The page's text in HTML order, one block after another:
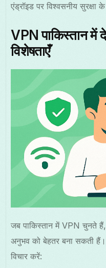
एंड्रॉइड पर विश्वसनीय सुरक्षा
VPN पाकिस्तान में
विशेषताएँ
जब पाकिस्तान में VPN चुनते हैं,
अनुभव को बेहतर बना सकती
विचार करें: